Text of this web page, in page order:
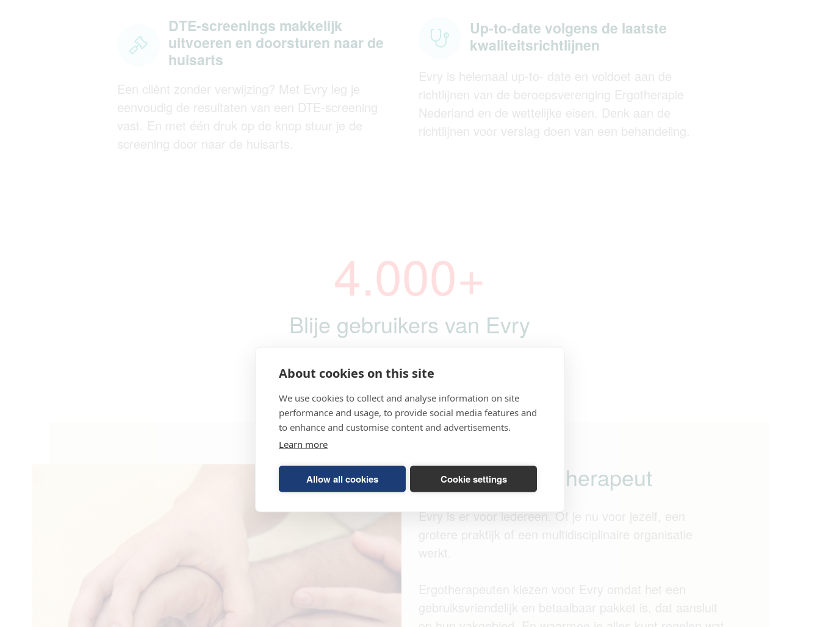
About cookies on this site
We use cookies to collect and analyse information on site
performance and usage, to provide social media features and
to enhance and customise content and advertisements.
Learn more
Allow all cookies Cookie settings
DTE-screenings makkelijk
uitvoeren en doorsturen naar de
huisarts
Een cliënt zonder verwijzing? Met Evry leg je
eenvoudig de resultaten van een DTE-screening
vast. En met één druk op de knop stuur je de
screening door naar de huisarts.
Up-to-date volgens de laatste
kwaliteitsrichtlijnen
Evry is helemaal up-to- date en voldoet aan de
richtlijnen van de beroepsverenging Ergotherapie
Nederland en de wettelijke eisen. Denk aan de
richtlijnen voor verslag doen van een behandeling.
4.000+
Blije gebruikers van Evry
Voor elke ergotherapeut
Evry is er voor iedereen. Of je nu voor jezelf, een
grotere praktijk of een multidisciplinaire organisatie